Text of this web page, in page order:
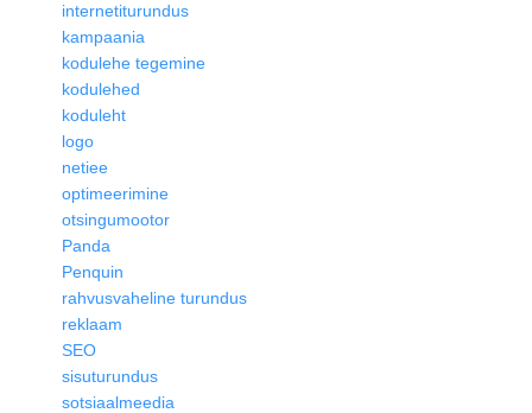
internetiturundus
kampaania
kodulehe tegemine
kodulehed
koduleht
logo
netiee
optimeerimine
otsingumootor
Panda
Penquin
rahvusvaheline turundus
reklaam
SEO
sisuturundus
sotsiaalmeedia